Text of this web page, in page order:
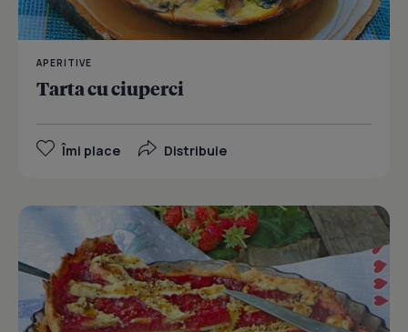
APERITIVE
Tarta cu ciuperci
Îmi place Distribuie